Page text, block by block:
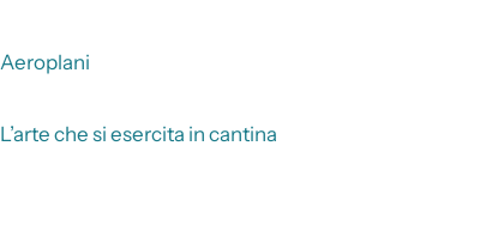
Aeroplani
L’arte che si esercita in cantina